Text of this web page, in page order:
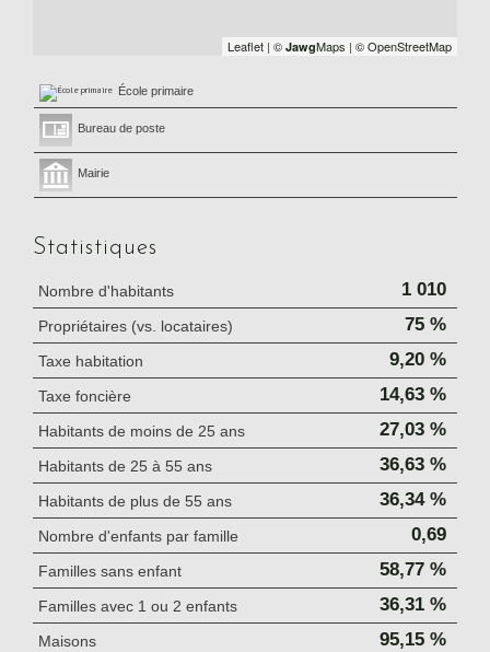
Leaflet | © JawgMaps | © OpenStreetMap
École primaire
Bureau de poste
Mairie
Statistiques
Nombre d'habitants 1 010
Propriétaires (vs. locataires) 75 %
Taxe habitation 9,20 %
Taxe foncière 14,63 %
Habitants de moins de 25 ans 27,03 %
Habitants de 25 à 55 ans 36,63 %
Habitants de plus de 55 ans 36,34 %
Nombre d'enfants par famille 0,69
Familles sans enfant 58,77 %
Familles avec 1 ou 2 enfants 36,31 %
Maisons 95,15 %